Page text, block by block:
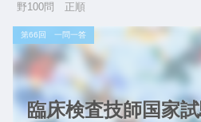
野100問 正順
臨床検査技師国家
第66回 一問一答